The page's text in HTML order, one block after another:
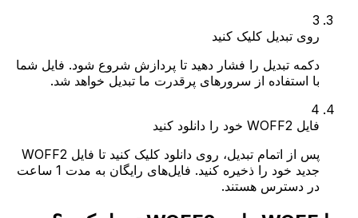
3
روی تبدیل کلیک کنید
دکمه تبدیل را فشار دهید تا پردازش شروع شود. فایل شما
با استفاده از سرورهای پرقدرت ما تبدیل خواهد شد.
4
فایل WOFF2 خود را دانلود کنید
پس از اتمام تبدیل، روی دانلود کلیک کنید تا فایل WOFF2
جدید خود را ذخیره کنید. فایل‌های رایگان به مدت 1 ساعت
در دسترس هستند.